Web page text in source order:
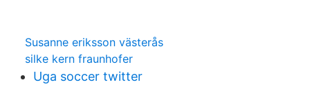
Susanne eriksson västerås
silke kern fraunhofer
Uga soccer twitter